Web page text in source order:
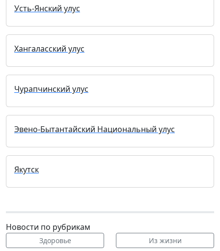
Усть-Янский улус
Хангаласский улус
Чурапчинский улус
Эвено-Бытантайский Национальный улус
Якутск
Новости по рубрикам
Здоровье Из жизни